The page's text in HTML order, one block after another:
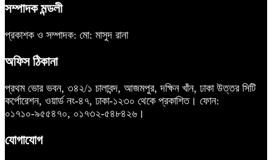
সম্পাদক মন্ডলী
প্রকাশক ও সম্পাদক: মো: মাসুদ রানা
অফিস ঠিকানা
প্রথম ভোর ভবন, ৩৪২/১ চালাবন্দ, আজমপুর, দক্ষিন খাঁন, ঢাকা উত্তর সিটি
কর্পোরেশন, ওয়ার্ড নং-৪৭, ঢাকা-১২৩০ থেকে প্রকাশিত। ফোন:
০১৭১০-৯৫৫৪৭০, ০১৭৩২-৫৪৮৪২৬।
যোগাযোগ